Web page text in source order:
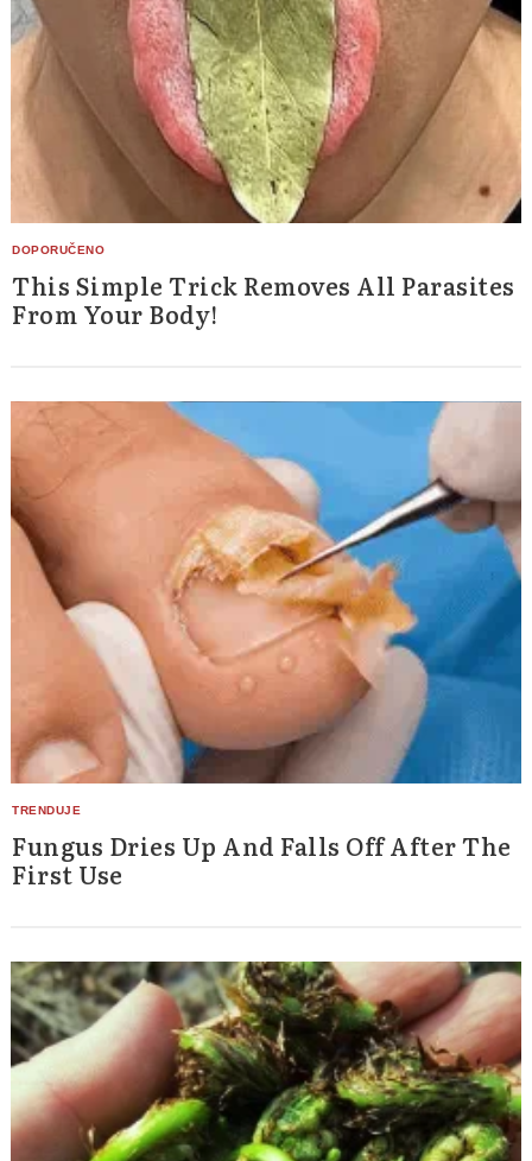
This Simple Trick Removes All Parasites
From Your Body!
Fungus Dries Up And Falls Off After The
First Use